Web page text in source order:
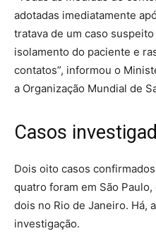
adotadas imediatamente
tratava de um caso suspeito
isolamento do paciente e
contatos”, informou o
a Organização Mundial de
Casos
Dois oito casos
quatro foram em São
dois no Rio de Janeiro. Há,
investigação.